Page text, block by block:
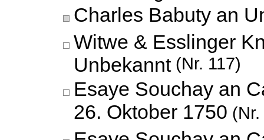
Charles Babuty an
Witwe & Esslinger
Unbekannt (Nr. 117)
Esaye Souchay an
26. Oktober 1750